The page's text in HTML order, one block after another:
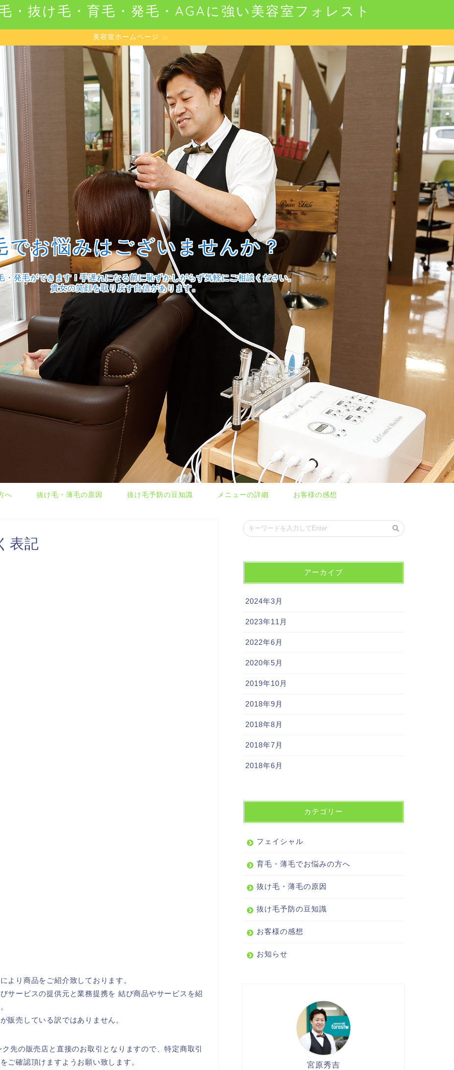
・抜け毛・育毛・発毛・AGAに強い美容室フォレスト
美容室ホームページ
でお悩みはございませんか？
・発毛ができます！手遅れになる前に恥ずかしがらず気軽にご相談ください。
貴女の笑顔を取り戻す自信があります。
へ 抜け毛・薄毛の原因 抜け毛予防の豆知識 メニューの詳細 お客様の感想
表記
より商品をご紹介致しております。
サービスの提供元と業務提携を 結び商品やサービスを紹
販売している訳ではありません。
先の販売店と直接のお取引となりますので、特定商取引
ご確認頂けますようお願い致します。
アーカイブ
2024年3月
2023年11月
2022年6月
2020年5月
2019年10月
2018年9月
2018年8月
2018年7月
2018年6月
カテゴリー
フェイシャル
育毛・薄毛でお悩みの方へ
抜け毛・薄毛の原因
抜け毛予防の豆知識
お客様の感想
お知らせ
宮原秀吉